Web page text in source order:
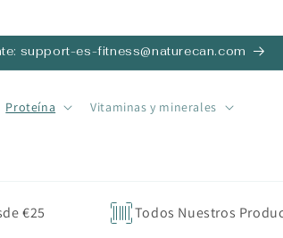
support-es-fitness@naturecan.com
Proteína Vitaminas y minerales
€25 Todos Nuestros